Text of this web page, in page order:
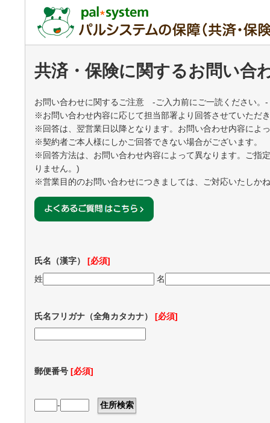
共済・保険に関するお問い合
お問い合わせに関するご注意 -ご入力前にご一読ください。-
※お問い合わせ内容に応じて担当部署より回答させていただき
※回答は、翌営業日以降となります。お問い合わせ内容によ
※契約者ご本人様にしかご回答できない場合がございます。
※回答方法は、お問い合わせ内容によって異なります。ご指
りません。)
※営業目的のお問い合わせにつきましては、ご対応いたしか
氏名（漢字） [必須]
姓
名
氏名フリガナ（全角カタカナ） [必須]
郵便番号 [必須]
-